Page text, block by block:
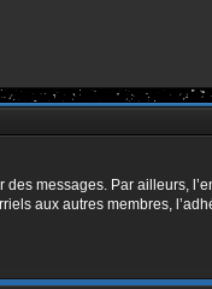
messages. Par ailleurs,
aux autres membres,